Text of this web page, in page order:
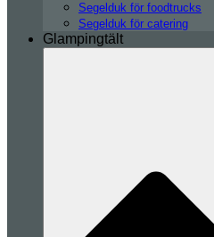
Segelduk för foodtrucks
Segelduk för catering
Glampingtält